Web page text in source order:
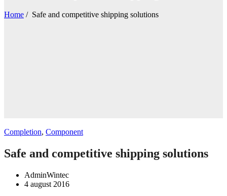
Home / Safe and competitive shipping solutions
Completion, Component
Safe and competitive shipping solutions
AdminWintec
4 august 2016